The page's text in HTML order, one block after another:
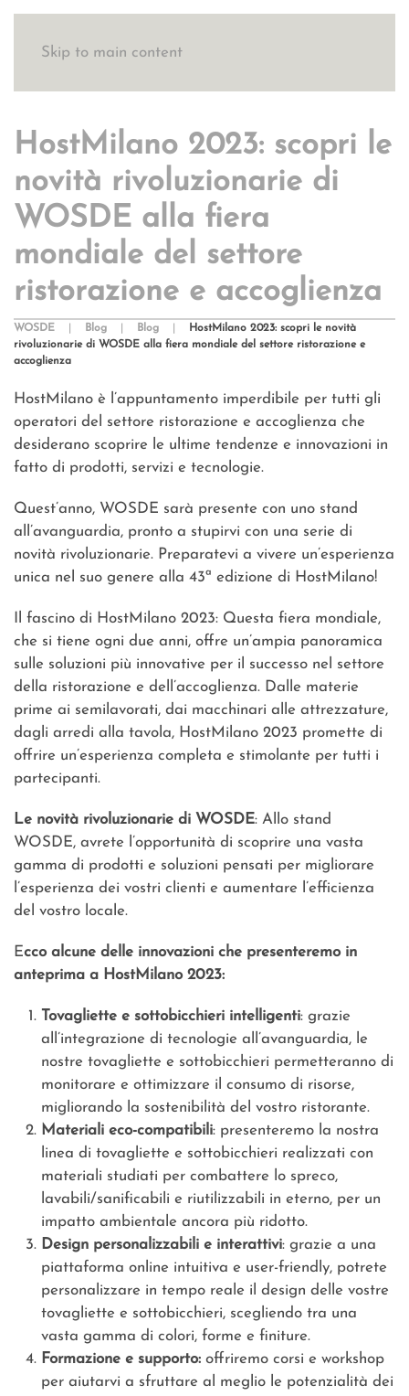
Skip to main content
HostMilano 2023: scopri le
novità rivoluzionarie di
WOSDE alla fiera
mondiale del settore
ristorazione e accoglienza
WOSDE Blog Blog
HostMilano 2023: scopri le novità
rivoluzionarie di WOSDE alla fiera mondiale del settore ristorazione e
accoglienza
HostMilano è l’appuntamento imperdibile per tutti gli
operatori del settore ristorazione e accoglienza che
desiderano scoprire le ultime tendenze e innovazioni in
fatto di prodotti, servizi e tecnologie.
Quest’anno, WOSDE sarà presente con uno stand
all’avanguardia, pronto a stupirvi con una serie di
novità rivoluzionarie. Preparatevi a vivere un’esperienza
unica nel suo genere alla 43ª edizione di HostMilano!
Il fascino di HostMilano 2023: Questa fiera mondiale,
che si tiene ogni due anni, offre un’ampia panoramica
sulle soluzioni più innovative per il successo nel settore
della ristorazione e dell’accoglienza. Dalle materie
prime ai semilavorati, dai macchinari alle attrezzature,
dagli arredi alla tavola, HostMilano 2023 promette di
offrire un’esperienza completa e stimolante per tutti i
partecipanti.
Le novità rivoluzionarie di WOSDE: Allo stand
WOSDE, avrete l’opportunità di scoprire una vasta
gamma di prodotti e soluzioni pensati per migliorare
l’esperienza dei vostri clienti e aumentare l’efficienza
del vostro locale.
Ecco alcune delle innovazioni che presenteremo in
anteprima a HostMilano 2023:
Tovagliette e sottobicchieri intelligenti: grazie
all’integrazione di tecnologie all’avanguardia, le
nostre tovagliette e sottobicchieri permetteranno di
monitorare e ottimizzare il consumo di risorse,
migliorando la sostenibilità del vostro ristorante.
Materiali eco-compatibili: presenteremo la nostra
linea di tovagliette e sottobicchieri realizzati con
materiali studiati per combattere lo spreco,
lavabili/sanificabili e riutilizzabili in eterno, per un
impatto ambientale ancora più ridotto.
Design personalizzabili e interattivi: grazie a una
piattaforma online intuitiva e user-friendly, potrete
personalizzare in tempo reale il design delle vostre
tovagliette e sottobicchieri, scegliendo tra una
vasta gamma di colori, forme e finiture.
Formazione e supporto: offriremo corsi e workshop
per aiutarvi a sfruttare al meglio le potenzialità dei